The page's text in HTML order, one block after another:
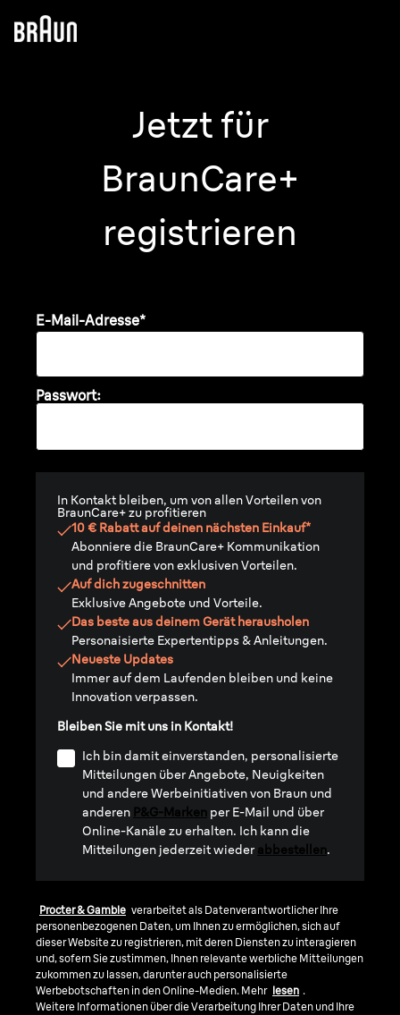
Jetzt für
BraunCare+
registrieren
E-Mail-Adresse*
Passwort:
In Kontakt bleiben, um von allen Vorteilen von
BraunCare+ zu profitieren
10 € Rabatt auf deinen nächsten Einkauf*
Abonniere die BraunCare+ Kommunikation
und profitiere von exklusiven Vorteilen.
Auf dich zugeschnitten
Exklusive Angebote und Vorteile.
Das beste aus deinem Gerät herausholen
Personaisierte Expertentipps & Anleitungen.
Neueste Updates
Immer auf dem Laufenden bleiben und keine
Innovation verpassen.
Bleiben Sie mit uns in Kontakt!
Ich bin damit einverstanden, personalisierte
Mitteilungen über Angebote, Neuigkeiten
und andere Werbeinitiativen von Braun und
anderen P&G-Marken per E-Mail und über
Online-Kanäle zu erhalten. Ich kann die
Mitteilungen jederzeit wieder abbestellen.
Procter & Gamble verarbeitet als Datenverantwortlicher Ihre
personenbezogenen Daten, um Ihnen zu ermöglichen, sich auf
dieser Website zu registrieren, mit deren Diensten zu interagieren
und, sofern Sie zustimmen, Ihnen relevante werbliche Mitteilungen
zukommen zu lassen, darunter auch personalisierte
Werbebotschaften in den Online-Medien. Mehr lesen .
Weitere Informationen über die Verarbeitung Ihrer Daten und Ihre